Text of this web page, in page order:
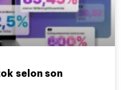
selon son